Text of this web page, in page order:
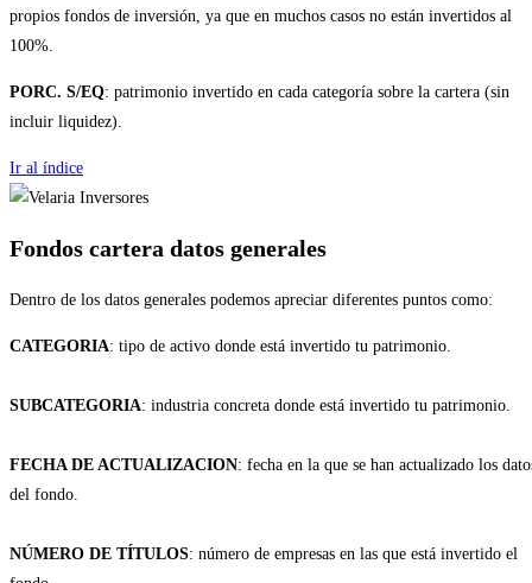
propios fondos de inversión, ya que en muchos casos no están invertidos al
100%.
PORC. S/EQ: patrimonio invertido en cada categoría sobre la cartera (sin
incluir liquidez).
Ir al índice
Fondos cartera datos generales
Dentro de los datos generales podemos apreciar diferentes puntos como:
CATEGORIA: tipo de activo donde está invertido tu patrimonio.
SUBCATEGORIA: industria concreta donde está invertido tu patrimonio.
FECHA DE ACTUALIZACION: fecha en la que se han actualizado los
del fondo.
NÚMERO DE TÍTULOS: número de empresas en las que está invertido el